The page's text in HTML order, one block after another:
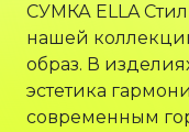
СУМКА ELLA
нашей
образ. В
эстетика
современным